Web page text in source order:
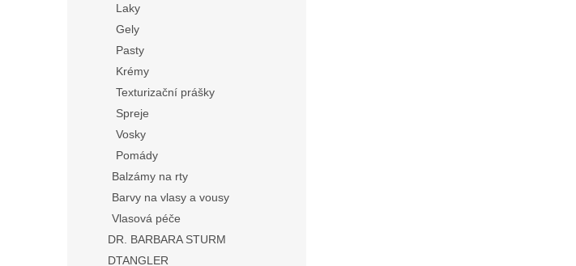
Laky
Gely
Pasty
Krémy
Texturizační prášky
Spreje
Vosky
Pomády
Balzámy na rty
Barvy na vlasy a vousy
Vlasová péče
DR. BARBARA STURM
DTANGLER